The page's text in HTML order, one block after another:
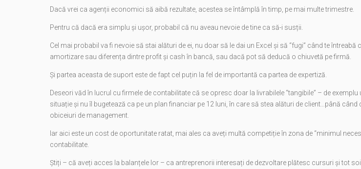
Dacă vrei ca agenții economici să aibă rezultate, acestea se întâmplă în timp, pe mai multe trimestre.
Pentru că dacă era simplu și ușor, probabil că nu aveau nevoie de tine ca să-i susții.
Cel mai probabil va fi nevoie să stai alături de ei, nu doar să le dai un Excel și să “fugi” când te întreabă
amortizare sau diferența dintre profit și cash în bancă, sau dacă pot să deducă o chiuvetă pe firmă.
Și partea aceasta de suport este de fapt cel puțin la fel de importantă ca partea de expertiză.
Deseori văd în lucrul cu firmele de contabilitate că se opresc doar la livrabilele “tangibile” – de exemplu
situație și nu îl bugetează ca pe un plan financiar pe 12 luni, în care să stea alături de client…până când
obiceiuri de management.
Iar aici este un cost de oportunitate ratat, mai ales ca aveți multă competiție în zona de “minimul
contabilitate.
Știți – că aveți acces la balanțele lor – ca antreprenorii interesați de dezvoltare plătesc cursuri și tot